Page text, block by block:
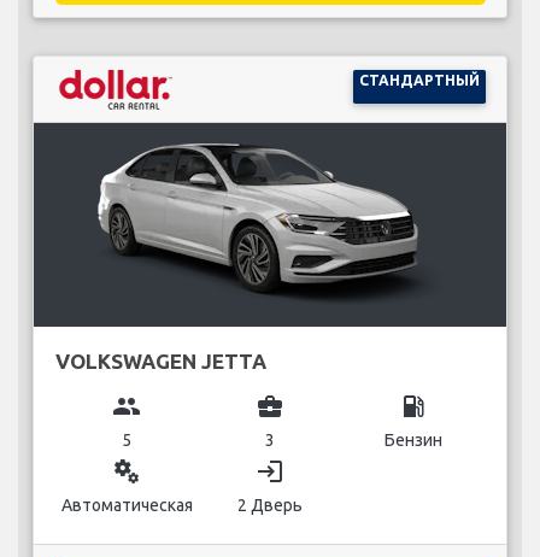
СТАНДАРТНЫЙ
VOLKSWAGEN JETTA
group
5
business_center
3
local_gas_station
Бензин
miscellaneous_services
Автоматическая
login
2 Дверь